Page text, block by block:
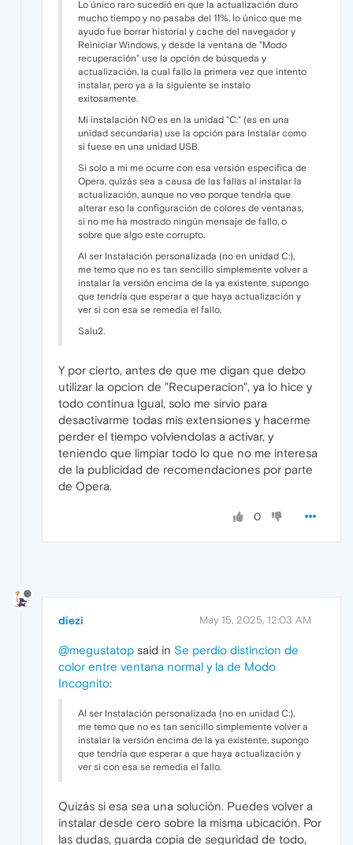
Lo único raro sucedió en que la actualización duro
mucho tiempo y no pasaba del 11%, lo único que me
ayudo fue borrar historial y cache del navegador y
Reiniciar Windows, y desde la ventana de "Modo
recuperación" use la opción de búsqueda y
actualización, la cual fallo la primera vez que intento
instalar, pero ya a la siguiente se instalo
exitosamente.
Mi instalación NO es en la unidad "C:" (es en una
unidad secundaria) use la opción para Instalar como
si fuese en una unidad USB.
Si solo a mi me ocurre con esa versión especifica de
Opera, quizás sea a causa de las fallas al instalar la
actualización, aunque no veo porque tendría que
alterar eso la configuración de colores de ventanas,
si no me ha mostrado ningún mensaje de fallo, o
sobre que algo este corrupto.
Al ser Instalación personalizada (no en unidad C:),
me temo que no es tan sencillo simplemente volver a
instalar la versión encima de la ya existente, supongo
que tendría que esperar a que haya actualización y
ver si con esa se remedia el fallo.
Salu2.
Y por cierto, antes de que me digan que debo
utilizar la opcion de "Recuperacion", ya lo hice y
todo continua Igual, solo me sirvio para
desactivarme todas mis extensiones y hacerme
perder el tiempo volviendolas a activar, y
teniendo que limpiar todo lo que no me interesa
de la publicidad de recomendaciones por parte
de Opera.
0
diezi May 15, 2025, 12:03 AM
@megustatop said in Se perdio distincion de
color entre ventana normal y la de Modo
Incognito:
Al ser Instalación personalizada (no en unidad C:),
me temo que no es tan sencillo simplemente volver a
instalar la versión encima de la ya existente, supongo
que tendría que esperar a que haya actualización y
ver si con esa se remedia el fallo.
Quizás si esa sea una solución. Puedes volver a
instalar desde cero sobre la misma ubicación. Por
las dudas, guarda copia de seguridad de todo,